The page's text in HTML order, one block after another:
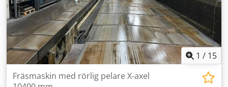
1 / 15
Fräsmaskin med rörlig pelare X-axel